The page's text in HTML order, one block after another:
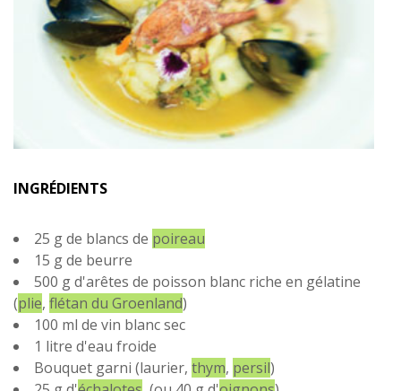
INGRÉDIENTS
25 g de blancs de poireau
15 g de beurre
500 g d'arêtes de poisson blanc riche en gélatine
(plie, flétan du Groenland)
100 ml de vin blanc sec
1 litre d'eau froide
Bouquet garni (laurier, thym, persil)